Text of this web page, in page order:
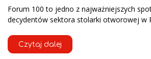
Forum 100 to jedno z najważniejszych
decydentów sektora stolarki otworowej w
Czytaj dalej